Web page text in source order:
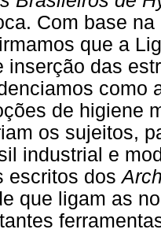
Com base
que a
inserção das
como
de higiene
os sujeitos,
industrial e
escritos dos
que ligam as